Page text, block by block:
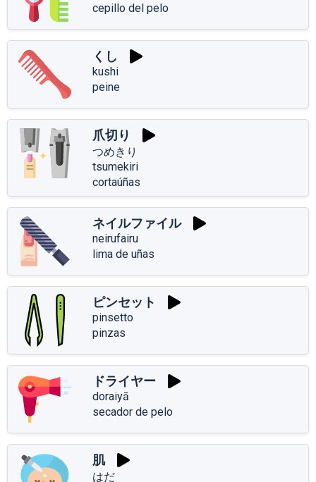
cepillo del pelo
くし
kushi
peine
爪切り
つめきり
tsumekiri
cortaúñas
ネイルファイル
neirufairu
lima de uñas
ピンセット
pinsetto
pinzas
ドライヤー
doraiyā
secador de pelo
肌
はだ